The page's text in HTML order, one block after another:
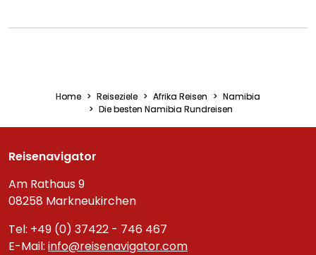
Home Reiseziele Afrika Reisen
Namibia
Die besten Namibia Rundreisen
Reisenavigator
Am Rathaus 9
08258 Markneukirchen
Tel: +49 (0) 37422 - 746 467
E-Mail: info@reisenavigator.com